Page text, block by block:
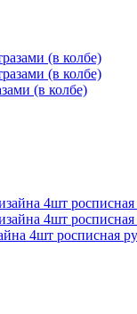
(в колбе)
4шт росписная